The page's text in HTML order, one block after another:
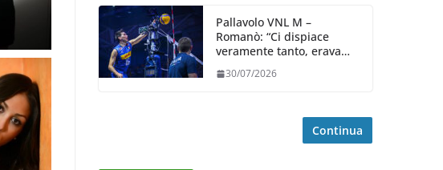
Pallavolo VNL M –
Romanò: “Ci dispiace
veramente tanto, eravamo
impareremo”
30/07/2026
Continua